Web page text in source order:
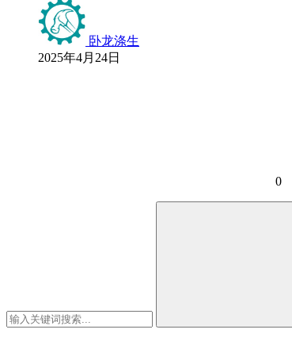
卧龙涤生
2025年4月24日
0